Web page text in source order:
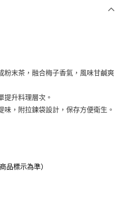
後才付款」的支付方式。 讓您購物簡單
粉末茶，融合梅子香氣，風味甘鹹爽
提升料理層次。
味，附拉鍊袋設計，保存方便衛生。
品標示為準）